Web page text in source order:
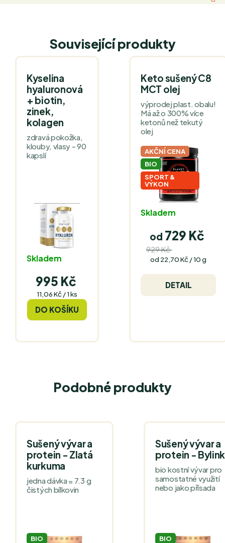
Související produkty
Kyselina
hyaluronová
+ biotin,
zinek,
kolagen
zdravá pokožka,
klouby, vlasy - 90
kapslí
Skladem
995 Kč
Měrná
11,06 Kč / 1 ks
DO KOŠÍKU
Keto sušený C8
MCT olej
výprodej plast. obalu!
Má až o 300% více
ketonů než tekutý
olej
AKČNÍ CENA
BIO
SPORT &
VÝKON
Skladem
od 729 Kč
929 Kč
Měrná
od 22,70 Kč / 10 g
DETAIL
Podobné produkty
Sušený vývar a
protein - Zlatá
kurkuma
jedna dávka = 7.3 g
čistých bílkovin
BIO
Sušený vývar a
protein -
bio kostní vývar pro
samostatné využití
nebo jako přísada
BIO